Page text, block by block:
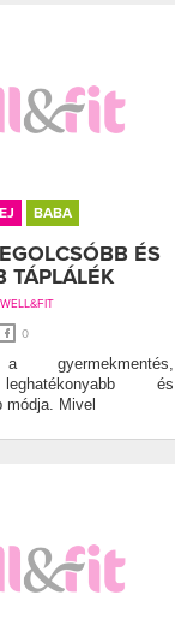
BABA
ÉS
TÁPLÁLÉK
WELL&FIT
0
és
módja. Mivel